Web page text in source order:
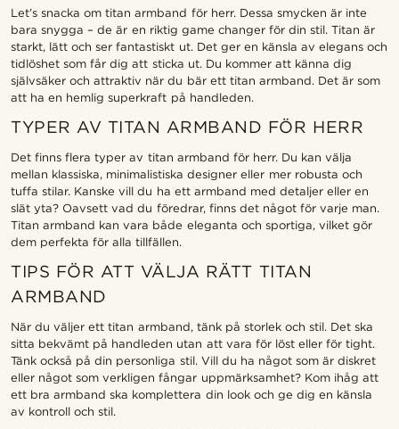
Let’s snacka om titan armband för herr. Dessa smycken är inte
bara snygga – de är en riktig game changer för din stil. Titan är
starkt, lätt och ser fantastiskt ut. Det ger en känsla av elegans och
tidlöshet som får dig att sticka ut. Du kommer att känna dig
självsäker och attraktiv när du bär ett titan armband. Det är som
att ha en hemlig superkraft på handleden.
TYPER AV TITAN ARMBAND FÖR HERR
Det finns flera typer av titan armband för herr. Du kan välja
mellan klassiska, minimalistiska designer eller mer robusta och
tuffa stilar. Kanske vill du ha ett armband med detaljer eller en
slät yta? Oavsett vad du föredrar, finns det något för varje man.
Titan armband kan vara både eleganta och sportiga, vilket gör
dem perfekta för alla tillfällen.
TIPS FÖR ATT VÄLJA RÄTT TITAN
ARMBAND
När du väljer ett titan armband, tänk på storlek och stil. Det ska
sitta bekvämt på handleden utan att vara för löst eller för tight.
Tänk också på din personliga stil. Vill du ha något som är diskret
eller något som verkligen fångar uppmärksamhet? Kom ihåg att
ett bra armband ska komplettera din look och ge dig en känsla
av kontroll och stil.